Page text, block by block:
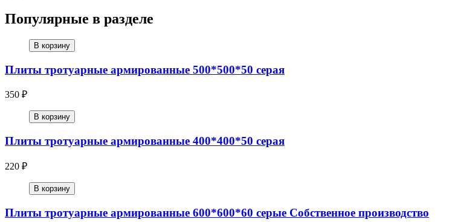
Популярные в разделе
В корзину
Плиты тротуарные армированные 500*500*50 серая
350 ₽
В корзину
Плиты тротуарные армированные 400*400*50 серая
220 ₽
В корзину
Плиты тротуарные армированные 600*600*60 серые Собственное производство